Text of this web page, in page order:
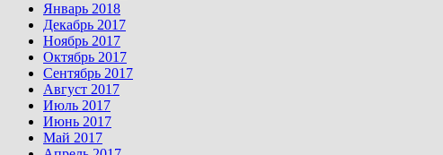
Январь 2018
Декабрь 2017
Ноябрь 2017
Октябрь 2017
Сентябрь 2017
Август 2017
Июль 2017
Июнь 2017
Май 2017